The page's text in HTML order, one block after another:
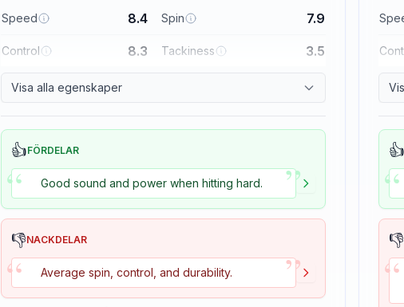
Speed 8.4 Spin 7.9
Control 8.3 Tackiness 3.5
Visa alla egenskaper
👍FÖRDELAR
“ Good sound and power when hitting hard. ”
👎NACKDELAR
“ Average spin, control, and durability. ”
👍
“
👎
“